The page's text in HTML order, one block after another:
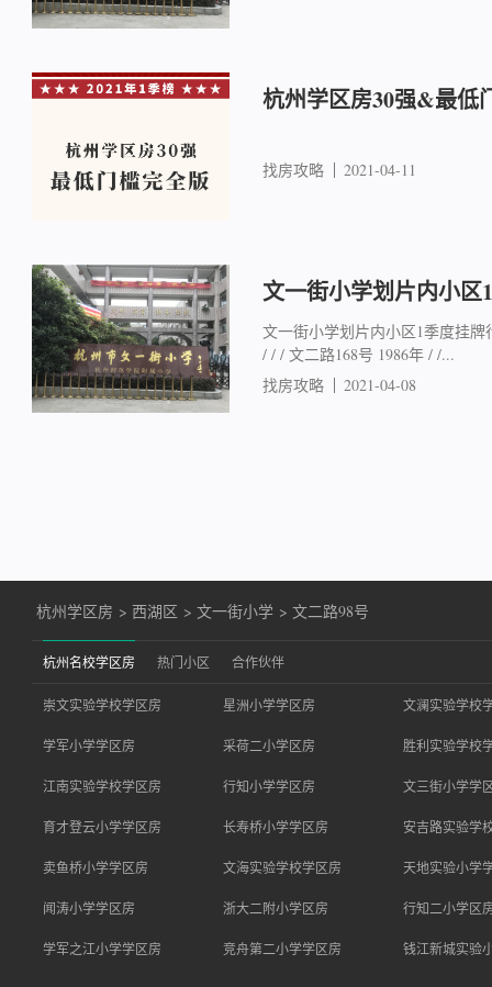
杭州学区房30强&最低
找房攻略 2021-04-11
文一街小学划片内小区
文一街小学划片内小区1季度挂
/ / / 文二路168号 1986年 / /...
找房攻略
2021-04-08
杭州学区房 > 西湖区 >文一街小学 >文二路98号
杭州名校学区房 热门小区 合作伙伴
崇文实验学校学区房 星洲小学学区房 文澜实验学校
学军小学学区房 采荷二小学区房 胜利实验学校
江南实验学校学区房 行知小学学区房 文三街小学学
育才登云小学学区房 长寿桥小学学区房 安吉路实验学
卖鱼桥小学学区房 文海实验学校学区房 天地实验小学
闻涛小学学区房 浙大二附小学区房 行知二小学区
学军之江小学学区房 竞舟第二小学学区房 钱江新城实验